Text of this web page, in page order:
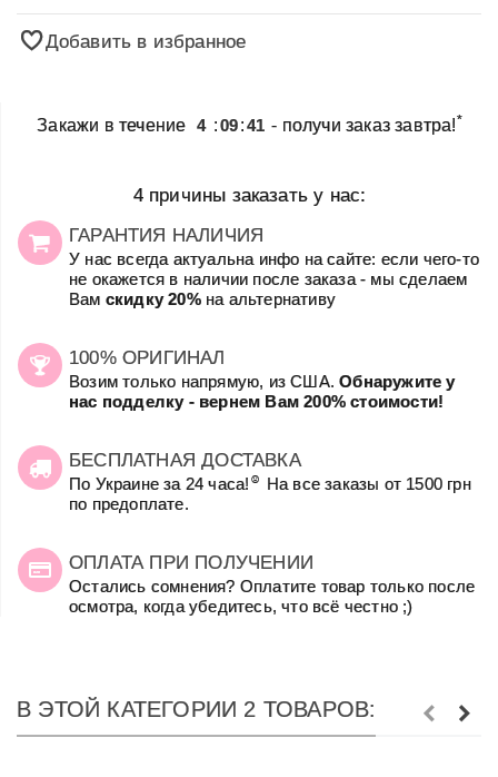
Добавить в избранное
Закажи в течение 4 :09:41 - получи заказ завтра!*
4 причины заказать у нас:
ГАРАНТИЯ НАЛИЧИЯ
У нас всегда актуальна инфо на сайте: если чего-то
не окажется в наличии после заказа - мы сделаем
Вам скидку 20%на альтернативу
100% ОРИГИНАЛ
Возим только напрямую, из США.Обнаружите у
нас подделку - вернем Вам 200% стоимости!
БЕСПЛАТНАЯ ДОСТАВКА
По Украине за 24 часа! ☺
На все заказы от 1500 грн
по предоплате.
ОПЛАТА ПРИ ПОЛУЧЕНИИ
Остались сомнения? Оплатите товар только после
осмотра, когда убедитесь, что всё честно ;)
В ЭТОЙ КАТЕГОРИИ 2 ТОВАРОВ: